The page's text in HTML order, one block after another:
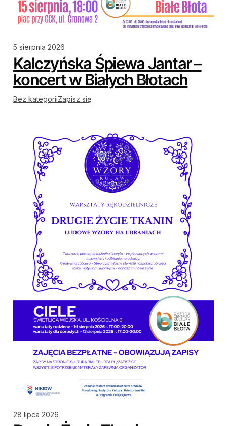
5 sierpnia 2026
Kalczyńska Śpiewa Jantar –
koncert w Białych Błotach
Bez kategoriiZapisz się
28 lipca 2026